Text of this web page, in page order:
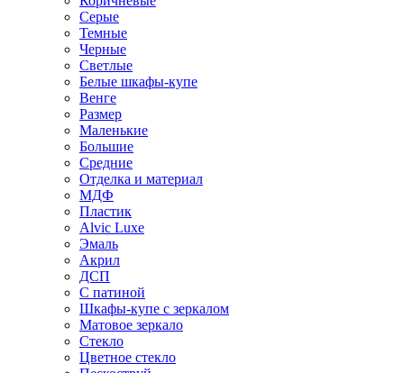
Серые
Темные
Черные
Светлые
Белые шкафы-купе
Венге
Размер
Маленькие
Большие
Средние
Отделка и материал
МДФ
Пластик
Alvic Luxe
Эмаль
Акрил
ДСП
С патиной
Шкафы-купе с зеркалом
Матовое зеркало
Стекло
Цветное стекло